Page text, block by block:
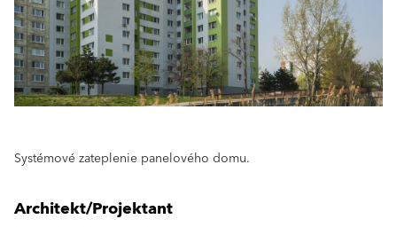
Systémové zateplenie panelového domu.
Architekt/Projektant